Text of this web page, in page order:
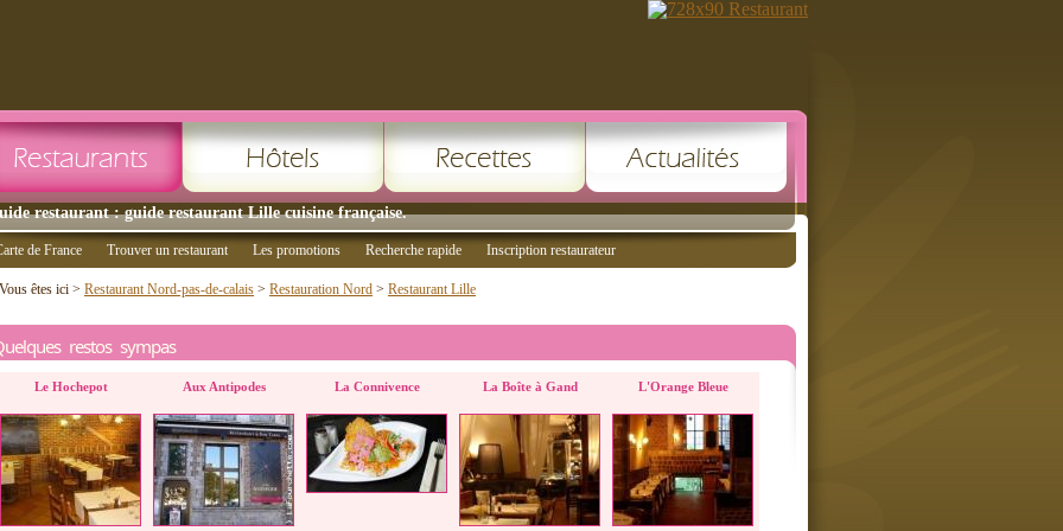
restaurant : guide restaurant Lille cuisine française.
de France Trouver un restaurant Les promotions Recherche rapide Inscription restaurateur
Vous êtes ici > Restaurant Nord-pas-de-calais > Restauration Nord > Restaurant Lille
restos sympas
Le Hochepot Aux Antipodes La Connivence La Boîte à Gand L'Orange Bleue